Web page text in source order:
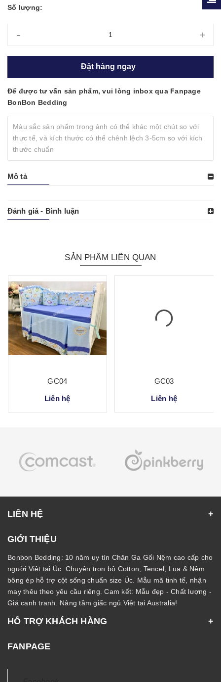
Số lượng:
- +
Đặt hàng ngay
Để được tư vấn sản phẩm, vui lòng inbox qua Fanpage
BonBon Bedding
Màu sắc sản phẩm trong ảnh có thể khác một chút so với
thực tế, và kích thước có thể chênh lệch 3-5cm so với kích
thước chuẩn
Mô tả
Đánh giá - Bình luận
SẢN PHẨM LIÊN QUAN
GC04
Liên hệ
GC03
Liên hệ
LIÊN HỆ
GIỚI THIỆU
Bonbon Bedding: 10 năm uy tín Chăn Ga Gối Nệm cao cấp cho
người Việt tại Úc. Chuyên trọn bộ Cotton, Tencel, Lụa & Nệm
bông ép hỗ trợ cột sống chuẩn size Úc. Mẫu mã tinh tế, nhận
may thêu theo yêu cầu riêng. Cam kết: Mẫu đẹp - Chất lượng -
Giá cạnh tranh. Nâng tầm giấc ngủ Việt tại Australia!
HỖ TRỢ KHÁCH HÀNG
FANPAGE